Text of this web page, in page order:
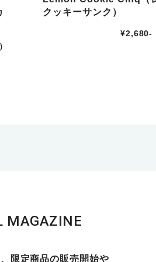
クッキーサンク）
¥2,680-
MAGAZINE
限定商品の販売開始や